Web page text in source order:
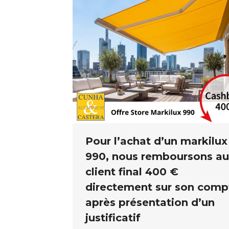
Pour l’achat d’un markilux
990, nous remboursons au
client final 400 €
directement sur son
après présentation d’un
justificatif